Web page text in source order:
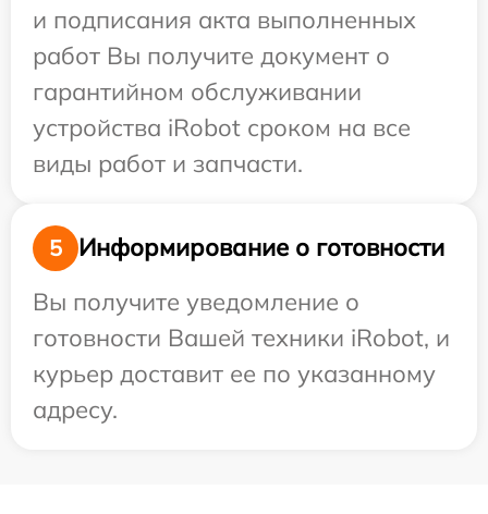
и подписания акта выполненных
работ Вы получите документ о
гарантийном обслуживании
устройства iRobot сроком на все
виды работ и запчасти.
5
Информирование о готовности
Вы получите уведомление о
готовности Вашей техники iRobot, и
курьер доставит ее по указанному
адресу.